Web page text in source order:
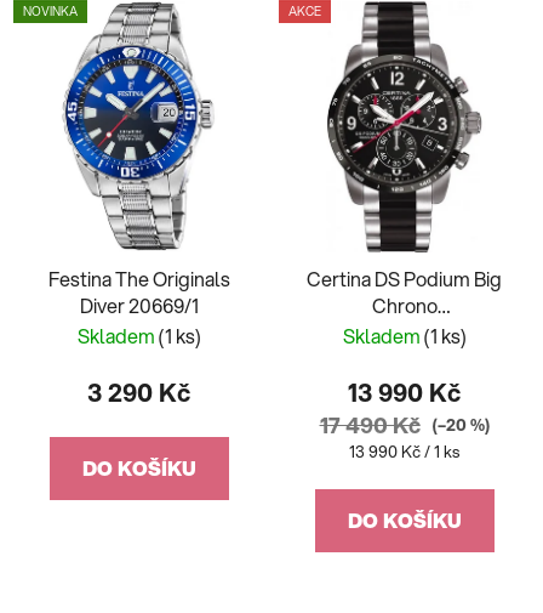
NOVINKA
Festina The Originals
Diver 20669/1
Skladem(1 ks)
3 290 Kč
DO KOŠÍKU
AKCE
Certina DS Podium Big
Chrono
C001.617.22.057.00
Skladem(1 ks)
13 990 Kč
17 490 Kč (–20 %)
Měrná
13 990 Kč / 1 ks
DO KOŠÍKU